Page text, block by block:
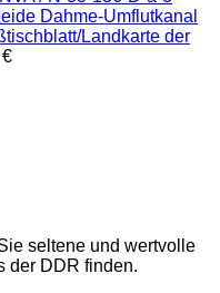
Dahme-Umflutkanal
Landkarte der
€
seltene und wertvolle
der DDR finden.